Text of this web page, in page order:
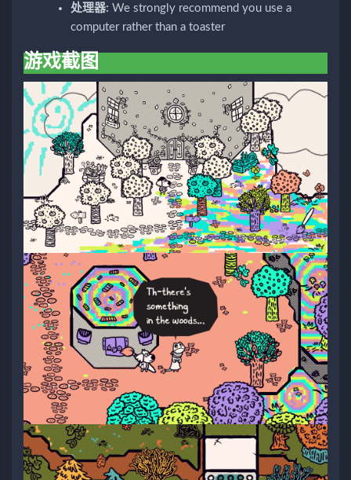
处理器: We strongly recommend you use a
computer rather than a toaster
游戏截图